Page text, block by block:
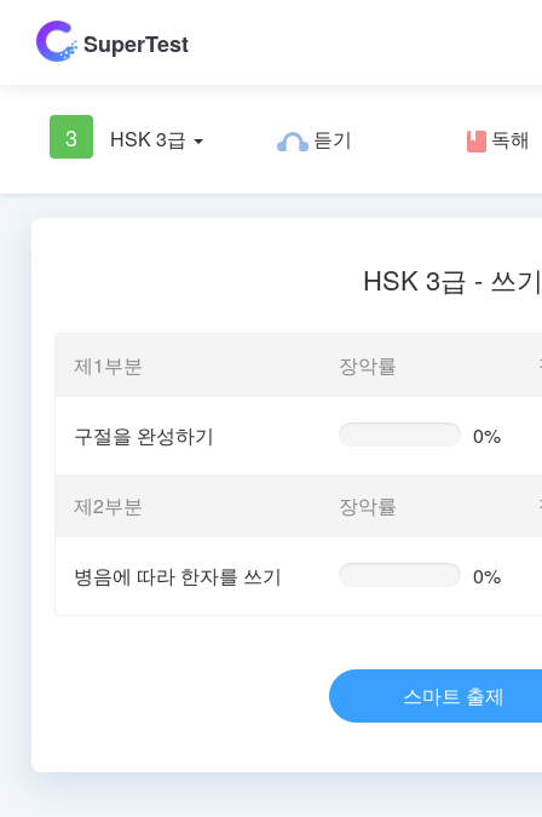
SuperTest
3 HSK 3급 듣기 독해
HSK 3급 - 쓰
제1부분 장악률
구절을 완성하기 0%
제2부분 장악률
병음에 따라 한자를 쓰기 0%
스마트 출제